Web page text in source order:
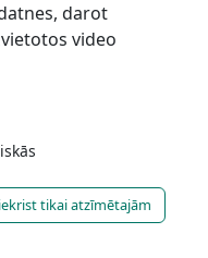
darot
video
tikai atzīmētajām